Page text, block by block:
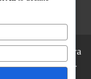
Onkologiya
Markazi.